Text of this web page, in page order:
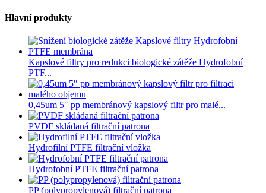
Hlavní produkty
Kapslové filtry pro redukci biologické zátěže Hydrofobní
PTF...
0,45um 5″ pp membránový kapslový filtr pro malé...
PVDF skládaná filtrační patrona
Hydrofilní PTFE filtrační vložka
Hydrofobní PTFE filtrační patrona
PP (polypropylenová) filtrační patrona